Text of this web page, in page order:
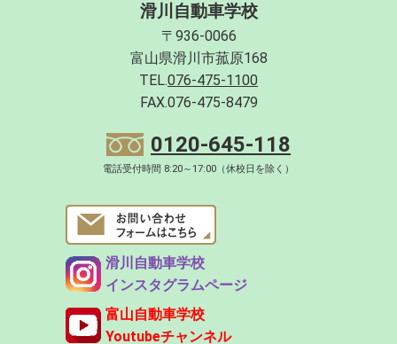
滑川自動車学校
〒936-0066
富山県滑川市菰原168
TEL.076-475-1100
FAX.076-475-8479
0120-645-118
電話受付時間 8:20～17:00（休校日を除く）
滑川自動車学校
インスタグラムページ
富山自動車学校
Youtubeチャンネル